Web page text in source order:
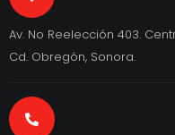
Av. No Reelección 403.
Cd. Obregón, Sonora.